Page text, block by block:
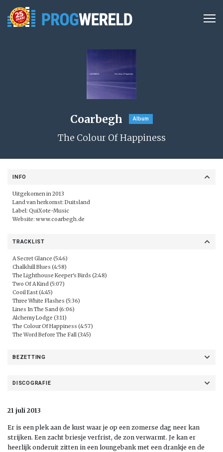
Coarbegh Album
The Colour Of Happiness
INFO
Uitgekomen in 2013
Land van herkomst: Duitsland
Label: QuiXote-Music
Website: www.coarbegh.de
TRACKLIST
A Secret Glance (5:46)
Chalkhill Blues (4:58)
The Lighthouse Keeper's Birds (2:48)
Two Of A Kind (5:07)
Cooil East (4:45)
Three White Flashes (5:36)
Lines In The Sand (6:06)
Alchemy Lodge (3:11)
The Colour Of Happiness (4:57)
The Word Before The Fall (3:45)
BEZETTING
DISCOGRAFIE
21 juli 2013
Er is een plek aan de kust waar je op een zomerse dag neer kan
strijken. Een zacht briesje verfrist, de zon verwarmt. Je kan er
heerlijk onderuit zitten in een loungebank met een drankje en de